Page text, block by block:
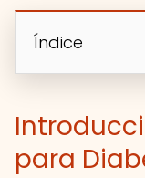
Índice
para